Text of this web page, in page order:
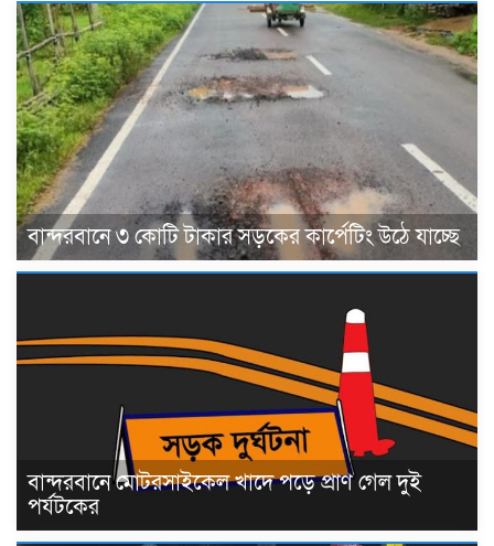
বান্দরবানে ৩ কোটি টাকার সড়কের কার্পেটিং উঠে যাচ্ছে
বান্দরবানে মোটরসাইকেল খাদে পড়ে প্রাণ গেল দুই
পর্যটকের